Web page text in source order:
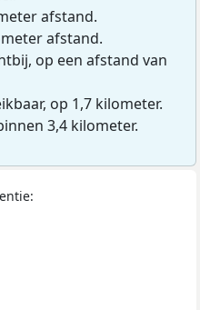
afstand.
afstand.
op een afstand van
op 1,7 kilometer.
3,4 kilometer.